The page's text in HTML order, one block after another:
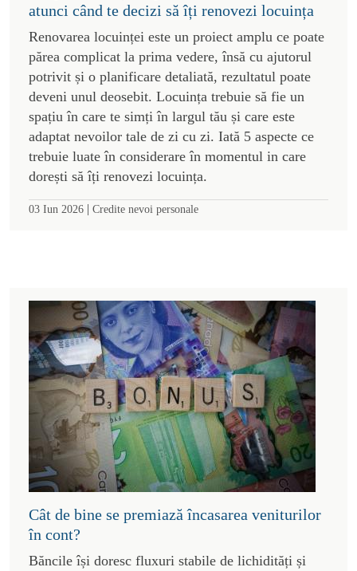
atunci când te decizi să îți renovezi locuința
Renovarea locuinței este un proiect amplu ce poate
părea complicat la prima vedere, însă cu ajutorul
potrivit și o planificare detaliată, rezultatul poate
deveni unul deosebit. Locuința trebuie să fie un
spațiu în care te simți în largul tău și care este
adaptat nevoilor tale de zi cu zi. Iată 5 aspecte ce
trebuie luate în considerare în momentul in care
dorești să îți renovezi locuința.
03 Iun 2026 | Credite nevoi personale
Cât de bine se premiază încasarea veniturilor
în cont?
Băncile își doresc fluxuri stabile de lichidități și